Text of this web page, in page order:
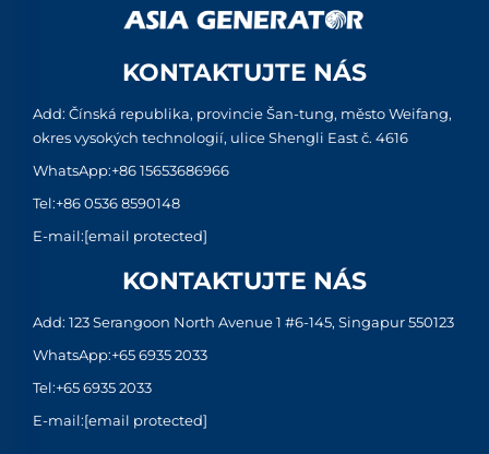
KONTAKTUJTE NÁS
Add: Čínská republika, provincie Šan-tung, město Weifang,
okres vysokých technologií, ulice Shengli East č. 4616
WhatsApp:+86 15653686966
Tel:+86 0536 8590148
E-mail:[email protected]
KONTAKTUJTE NÁS
Add: 123 Serangoon North Avenue 1 #6-145, Singapur 550123
WhatsApp:+65 6935 2033
Tel:+65 6935 2033
E-mail:[email protected]